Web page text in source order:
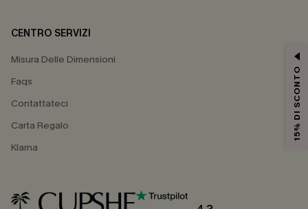
CENTRO SERVIZI
Misura Delle Dimensioni
Faqs
Contattateci
Carta Regalo
Klarna
15% DI SCONTO